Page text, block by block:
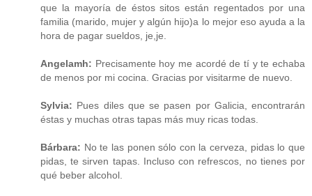
que la mayoría de éstos sitos están regentados por una
familia (marido, mujer y algún hijo)a lo mejor eso ayuda a la
hora de pagar sueldos, je,je.
Angelamh: Precisamente hoy me acordé de tí y te echaba
de menos por mi cocina. Gracias por visitarme de nuevo.
Sylvia: Pues diles que se pasen por Galicia, encontrarán
éstas y muchas otras tapas más muy ricas todas.
Bárbara: No te las ponen sólo con la cerveza, pidas lo que
pidas, te sirven tapas. Incluso con refrescos, no tienes por
qué beber alcohol.